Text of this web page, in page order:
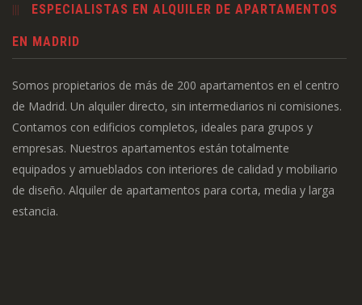
ESPECIALISTAS EN ALQUILER DE APARTAMENTOS
EN MADRID
Somos propietarios de más de 200 apartamentos en el centro
de Madrid. Un alquiler directo, sin intermediarios ni comisiones.
Contamos con edificios completos, ideales para grupos y
empresas. Nuestros apartamentos están totalmente
equipados y amueblados con interiores de calidad y mobiliario
de diseño. Alquiler de apartamentos para corta, media y larga
estancia.